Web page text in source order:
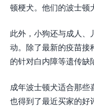
顿梗犬。他们的波士顿
此外，小狗还与成人、
动。除了最新的疫苗接
的针对白内障等遗传缺
成年波士顿犬适合那些
也得到了最近买家的好